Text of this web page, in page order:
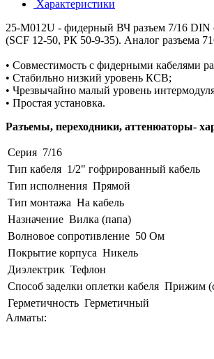
Характеристики
25-M012U - фидерный ВЧ разъем 7/16 DIN
(SCF 12-50, РК 50-9-35). Аналог разъема
• Совместимость с фидерными кабелями
• Стабильно низкий уровень КСВ;
• Чрезвычайно малый уровень
• Простая установка.
Разъемы, переходники, аттенюаторы-
Серия 7/16
Тип кабеля 1/2" гофрированный кабель
Тип исполнения Прямой
Тип монтажа На кабель
Назначение Вилка (папа)
Волновое сопротивление 50 Ом
Покрытие корпуса Никель
Диэлектрик Тефлон
Способ заделки оплетки кабеля Прижим
Герметичность Герметичный
Алматы: